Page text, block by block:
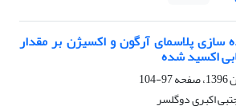
سازی پلاسمای آرگون و اکسیژن بر مقدار
اکسید شده
97-104
اکبری دوگلسر